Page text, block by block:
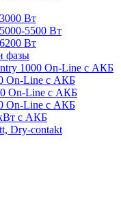
Вт
5500 Вт
Вт
фазы
1000 On-Line с АКБ
On-Line с АКБ
On-Line с АКБ
On-Line с АКБ
с АКБ
Dry-contakt